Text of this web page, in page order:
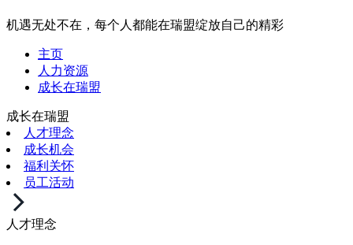
机遇无处不在，每个人都能在瑞盟绽放自己的精彩
主页
人力资源
成长在瑞盟
成长在瑞盟
人才理念
成长机会
福利关怀
员工活动
人才理念